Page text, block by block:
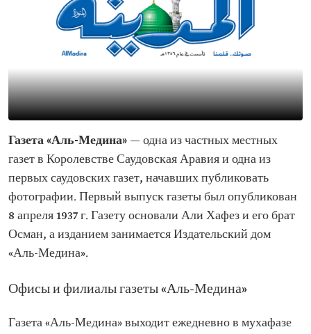
Газета «Аль-Медина» — одна из частных местных
газет в Королевстве Саудовская Аравия и одна из
первых саудовских газет, начавших публиковать
фотографии. Первый выпуск газеты был опубликован
8 апреля 1937 г. Газету основали Али Хафез и его брат
Осман, а изданием занимается Издательский дом
«Аль-Медина».
Офисы и филиалы газеты «Аль-Медина»
Газета «Аль-Медина» выходит ежедневно в мухафазе